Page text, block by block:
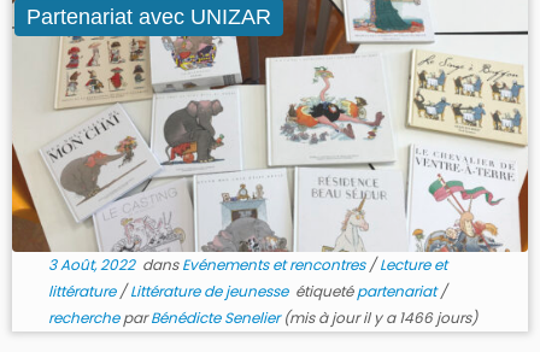
Partenariat avec UNIZAR
3 Août, 2022dansEvénements et rencontres/Lecture et
littérature/Littérature de jeunesse étiquetépartenariat/
rechercheparBénédicte Senelier(mis à jour il y a 1466 jours)